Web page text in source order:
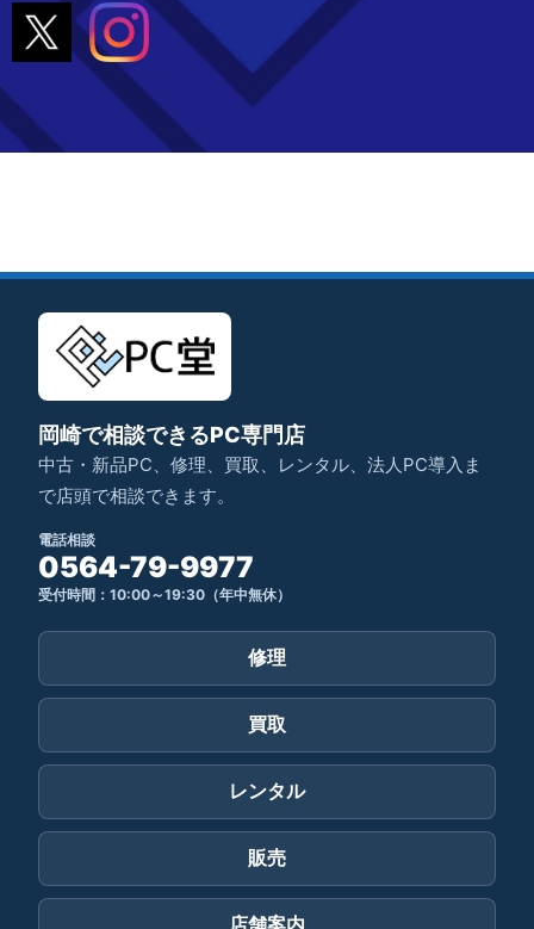
岡崎で相談できるPC専門店
中古・新品PC、修理、買取、レンタル、法人PC導入ま
で店頭で相談できます。
電話相談
0564-79-9977
受付時間：10:00～19:30（年中無休）
修理
買取
レンタル
販売